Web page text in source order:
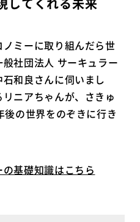
ミーに取り組んだら世
社団法人 サーキュラー
和良さんに伺いまし
ニアちゃんが、さきゅ
の世界をのぞきに行き
基礎知識はこちら